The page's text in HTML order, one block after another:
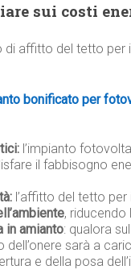
sui costi
di affitto del tetto
bonificato per
l’impianto
il fabbisogno
l’affitto del tetto
, riducendo
in amianto: qualora
sarà a
e della posa